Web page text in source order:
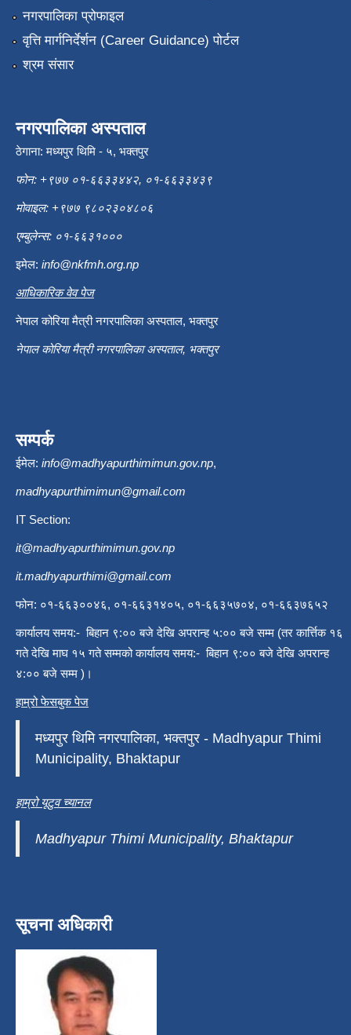
नगरपालिका प्रोफाइल
वृत्ति मार्गनिर्देर्शन (Career Guidance) पोर्टल
श्रम संसार
नगरपालिका अस्पताल
ठेगाना: मध्यपुर थिमि - ५, भक्तपुर
फोन: +९७७ ०१-६६३३४४२, ०१-६६३३४३९
मोवाइल: +९७७ ९८०२३०४८०६
एम्बुलेन्स: ०१-६६३१०००
इमेल: info@nkfmh.org.np
आधिकारिक वेव पेज
नेपाल कोरिया मैत्री नगरपालिका अस्पताल, भक्तपुर
नेपाल कोरिया मैत्री नगरपालिका अस्पताल, भक्तपुर
सम्पर्क
ईमेल: info@madhyapurthimimun.gov.np,
madhyapurthimimun@gmail.com
IT Section:
it@madhyapurthimimun.gov.np
it.madhyapurthimi@gmail.com
फोन: ०१-६६३००४६, ०१-६६३१४०५, ०१-६६३५७०४, ०१-६६३७६५२
कार्यालय समय:- बिहान ९:०० बजे देखि अपरान्ह ५:०० बजे सम्म (तर कार्त्तिक १६
गते देखि माघ १५ गते सम्मको कार्यालय समय:- बिहान ९:०० बजे देखि अपरान्ह
४:०० बजे सम्म )।
हाम्रो फेसबुक पेज
मध्यपुर थिमि नगरपालिका, भक्तपुर - Madhyapur Thimi
Municipality, Bhaktapur
हाम्रो यूटुव च्यानल
Madhyapur Thimi Municipality, Bhaktapur
सूचना अधिकारी